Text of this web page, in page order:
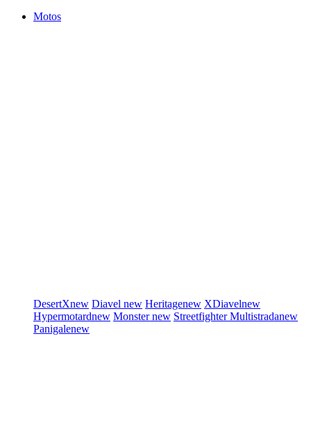
Motos
DesertXnew Diavel new Heritagenew XDiavelnew
Hypermotardnew Monsternew StreetfighterMultistradanew
Panigalenew